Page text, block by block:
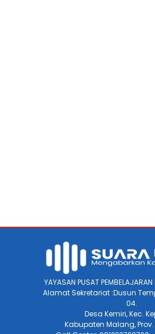
YAYASAN PUSAT
Alamat Sekretariat :Dusun
04.
Desa Kemiri, Kec.
Kabupaten Malang,